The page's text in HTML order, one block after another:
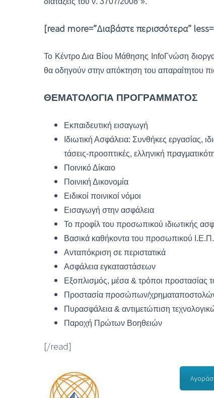
[read more=”Διαβάστε περισσότερα”
Το Κέντρο Δια Βίου Μάθησης InfoΓνώση
θα οδηγούν στην απόκτηση του απαραίτητου
ΘΕΜΑΤΟΛΟΓΙΑ ΠΡΟΓΡΑΜΜΑΤΟΣ
Εκπαιδευτική εισαγωγή
Ιδιωτική Ασφάλεια: Συνθήκες εργασίας,
τάσεις-προοπτικές, ελληνική
Ποινικό Δίκαιο
Ποινική Δικονομία
Ειδικοί ποινικοί νόμοι
Εισαγωγή στην ασφάλεια
Το προφίλ του προσωπικού ιδιωτικής
Βασικά καθήκοντα του προσωπικού
Ανταπόκριση σε περιστατικά
Ασφάλεια εγκαταστάσεων
Εξοπλισμός, μέσα & τρόποι
Προστασία προσώπων/
Πυρασφάλεια & αντιμετώπιση
Παροχή Πρώτων Βοηθειών
[/read]